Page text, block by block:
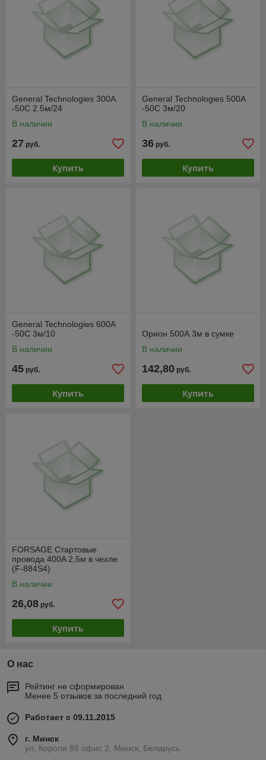
General Technologies 300A
-50C 2.5м/24
В наличии
27 руб.
Купить
General Technologies 500A
-50C 3м/20
В наличии
36 руб.
Купить
General Technologies 600A
-50C 3м/10
В наличии
45 руб.
Купить
Орион 500А 3м в сумке
В наличии
142,80 руб.
Купить
FORSAGE Стартовые
провода 400A 2,5м в чехле
(F-884S4)
В наличии
26,08 руб.
Купить
О нас
Рейтинг не сформирован
Менее 5 отзывов за последний год
Работает с 09.11.2015
г. Минск
ул. Короля 88 офис 2, Минск, Беларусь